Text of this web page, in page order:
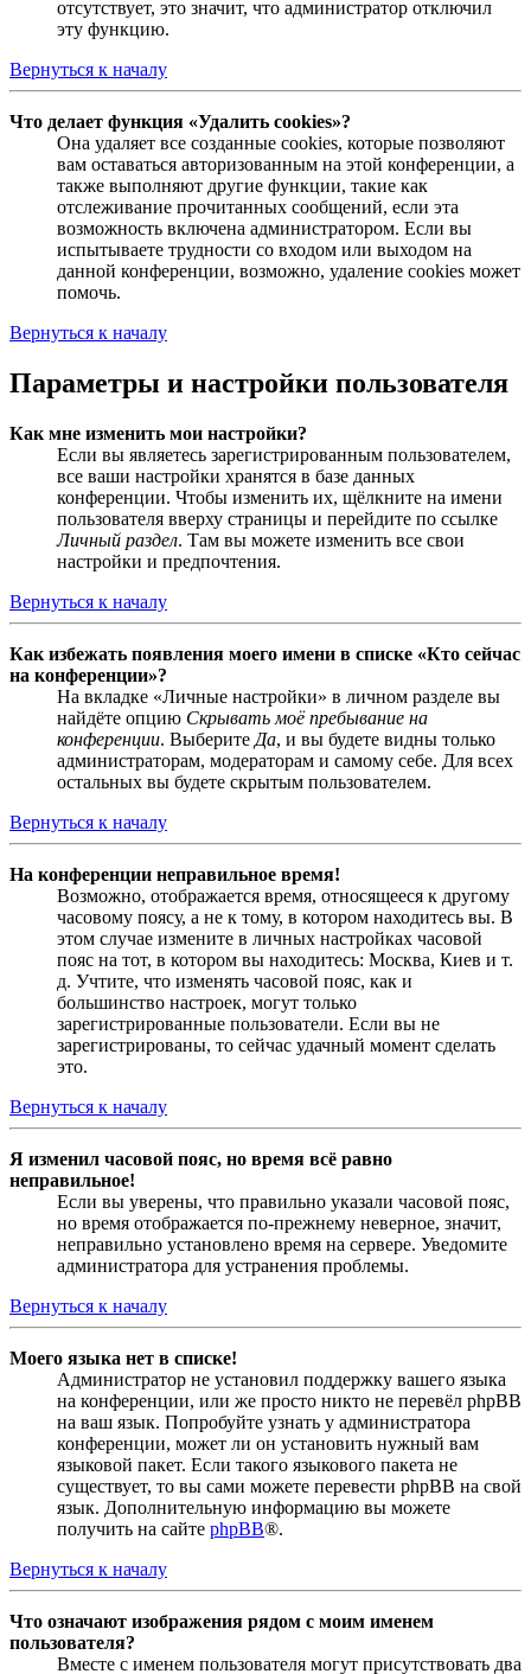
отсутствует, это значит, что администратор отключил
эту функцию.
Вернуться к началу
Что делает функция «Удалить cookies»?
Она удаляет все созданные cookies, которые позволяют
вам оставаться авторизованным на этой конференции, а
также выполняют другие функции, такие как
отслеживание прочитанных сообщений, если эта
возможность включена администратором. Если вы
испытываете трудности со входом или выходом на
данной конференции, возможно, удаление cookies может
помочь.
Вернуться к началу
Параметры и настройки пользователя
Как мне изменить мои настройки?
Если вы являетесь зарегистрированным пользователем,
все ваши настройки хранятся в базе данных
конференции. Чтобы изменить их, щёлкните на имени
пользователя вверху страницы и перейдите по ссылке
Личный раздел. Там вы можете изменить все свои
настройки и предпочтения.
Вернуться к началу
Как избежать появления моего имени в списке «Кто сейчас
на конференции»?
На вкладке «Личные настройки» в личном разделе вы
найдёте опцию Скрывать моё пребывание на
конференции. Выберите Да, и вы будете видны только
администраторам, модераторам и самому себе. Для всех
остальных вы будете скрытым пользователем.
Вернуться к началу
На конференции неправильное время!
Возможно, отображается время, относящееся к другому
часовому поясу, а не к тому, в котором находитесь вы. В
этом случае измените в личных настройках часовой
пояс на тот, в котором вы находитесь: Москва, Киев и т.
д. Учтите, что изменять часовой пояс, как и
большинство настроек, могут только
зарегистрированные пользователи. Если вы не
зарегистрированы, то сейчас удачный момент сделать
это.
Вернуться к началу
Я изменил часовой пояс, но время всё равно
неправильное!
Если вы уверены, что правильно указали часовой пояс,
но время отображается по-прежнему неверное, значит,
неправильно установлено время на сервере. Уведомите
администратора для устранения проблемы.
Вернуться к началу
Моего языка нет в списке!
Администратор не установил поддержку вашего языка
на конференции, или же просто никто не перевёл phpBB
на ваш язык. Попробуйте узнать у администратора
конференции, может ли он установить нужный вам
языковой пакет. Если такого языкового пакета не
существует, то вы сами можете перевести phpBB на свой
язык. Дополнительную информацию вы можете
получить на сайте phpBB®.
Вернуться к началу
Что означают изображения рядом с моим именем
пользователя?
Вместе с именем пользователя могут присутствовать два